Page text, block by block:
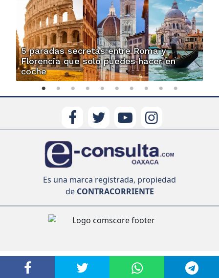
5 paradas secretas entre Roma y
Florencia que solo puedes hacer en
coche
Es una marca registrada, propiedad
deCONTRACORRIENTE